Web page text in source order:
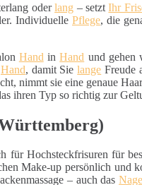
oderlang – setztIhr
Individuelle Pflege, die
Hand inHand und gehen
Hand, damit Sielange Freude
nimmt sie eine genaue
ihren Typ so richtig zur
für Hochsteckfrisuren für
Make-up persönlich
– auch das